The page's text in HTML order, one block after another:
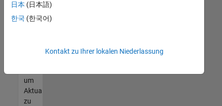
entsprechen,
werden
unseres
um
Aktualisierungen
zu
日本 (日本語)
한국 (한국어)
Kontakt zu Ihrer lokalen Niederlassung